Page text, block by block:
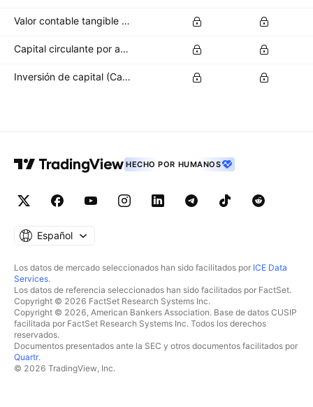
Valor contable tangible por acción
Capital circulante por acción
Inversión de capital (CapEx) por acción
HECHO POR HUMANOS
Español
Los datos de mercado seleccionados han sido facilitados por ICE Data
Services.
Los datos de referencia seleccionados han sido facilitados por FactSet.
Copyright © 2026 FactSet Research Systems Inc.
Copyright © 2026, American Bankers Association. Base de datos CUSIP
facilitada por FactSet Research Systems Inc. Todos los derechos
reservados.
Documentos presentados ante la SEC y otros documentos facilitados por
Quartr.
© 2026 TradingView, Inc.